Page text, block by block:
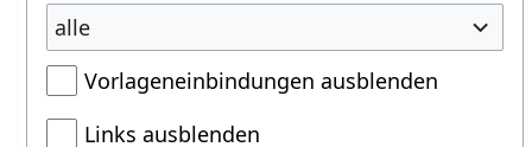
alle
Vorlageneinbindungen ausblenden
Links ausblenden